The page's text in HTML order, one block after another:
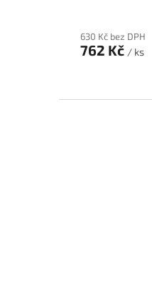
630 Kč bez DPH
762 Kč / ks